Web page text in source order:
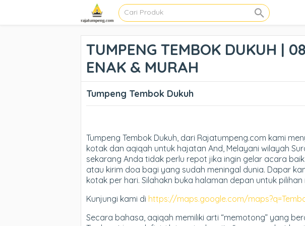
TUMPENG TEMBOK DUKUH |
ENAK & MURAH
Tumpeng Tembok Dukuh
Tumpeng Tembok Dukuh, dari Rajatumpeng.com kami
kotak dan aqiqah untuk hajatan And, Melayani wilayah
sekarang Anda tidak perlu repot jika ingin gelar acara
atau kirim doa bagi yang sudah meningal dunia. Dapar
kotak per hari. Silahakn buka halaman depan untuk
Kunjungi kami di https://maps.google.com/
Secara bahasa, aqiqah memiliki arti “memotong” yang